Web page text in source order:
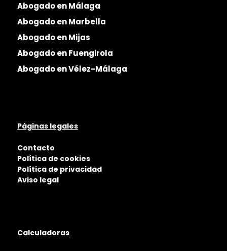
Abogado en Málaga
Abogado en Marbella
Abogado en Mijas
Abogado en Fuengirola
Abogado en Vélez-Málaga
Páginas legales
Contacto
Política de cookies
Política de privacidad
Aviso legal
Calculadoras